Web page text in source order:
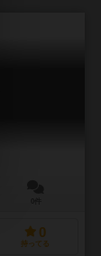
0
持ってる